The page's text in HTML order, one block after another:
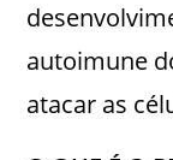
autoimune
atacar as